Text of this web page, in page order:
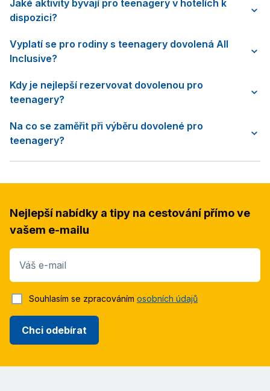
Jaké aktivity bývají pro teenagery v hotelích k
dispozici?
Vyplatí se pro rodiny s teenagery dovolená All
Inclusive?
Kdy je nejlepší rezervovat dovolenou pro
teenagery?
Na co se zaměřit při výběru dovolené pro
teenagery?
Nejlepší nabídky a tipy na cestování přímo ve
vašem e-mailu
Váš e-mail
Chci odebírat
Souhlasím se zpracováním osobních údajů